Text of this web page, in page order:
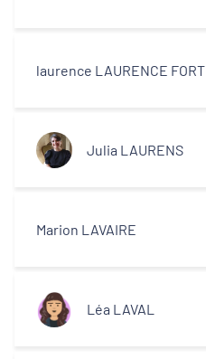
laurence LAURENCE FORT
Julia LAURENS
Marion LAVAIRE
Léa LAVAL